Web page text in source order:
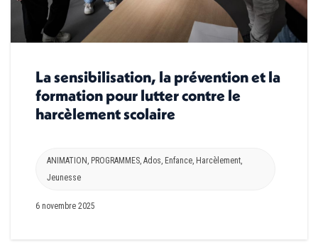
La sensibilisation, la prévention et la
formation pour lutter contre le
harcèlement scolaire
ANIMATION , PROGRAMMES, Ados, Enfance, Harcèlement,
Jeunesse
6 novembre 2025